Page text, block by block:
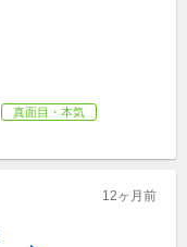
真面目・本気
12ヶ月前